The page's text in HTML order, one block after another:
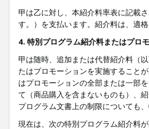
甲は乙に対し、本紹介料率表に記載
す。）を支払います。紹介料は、適
4. 特別プログラム紹介料またはプロ
甲は随時、追加または代替紹介料（
たはプロモーションを実施すること
はプロモーションの全部または一部
て（商品購入を含まないものも）、
プログラム文書上の制限についても
現在は、次の特別プログラム紹介料が